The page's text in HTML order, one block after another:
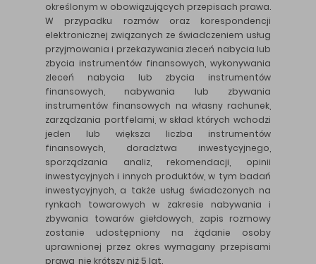
określonym w obowiązujących przepisach prawa.
W przypadku rozmów oraz korespondencji
elektronicznej związanych ze świadczeniem usług
przyjmowania i przekazywania zleceń nabycia lub
zbycia instrumentów finansowych, wykonywania
zleceń nabycia lub zbycia instrumentów
finansowych, nabywania lub zbywania
instrumentów finansowych na własny rachunek,
zarządzania portfelami, w skład których wchodzi
jeden lub większa liczba instrumentów
finansowych, doradztwa inwestycyjnego,
sporządzania analiz, rekomendacji, opinii
inwestycyjnych i innych produktów, w tym badań
inwestycyjnych, a także usług świadczonych na
rynkach towarowych w zakresie nabywania i
zbywania towarów giełdowych, zapis rozmowy
zostanie udostępniony na żądanie osoby
uprawnionej przez okres wymagany przepisami
prawa, nie krótszy niż 5 lat.